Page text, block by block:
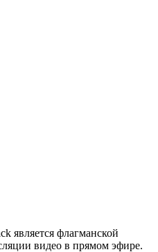
является флагманской
видео в прямом эфире.